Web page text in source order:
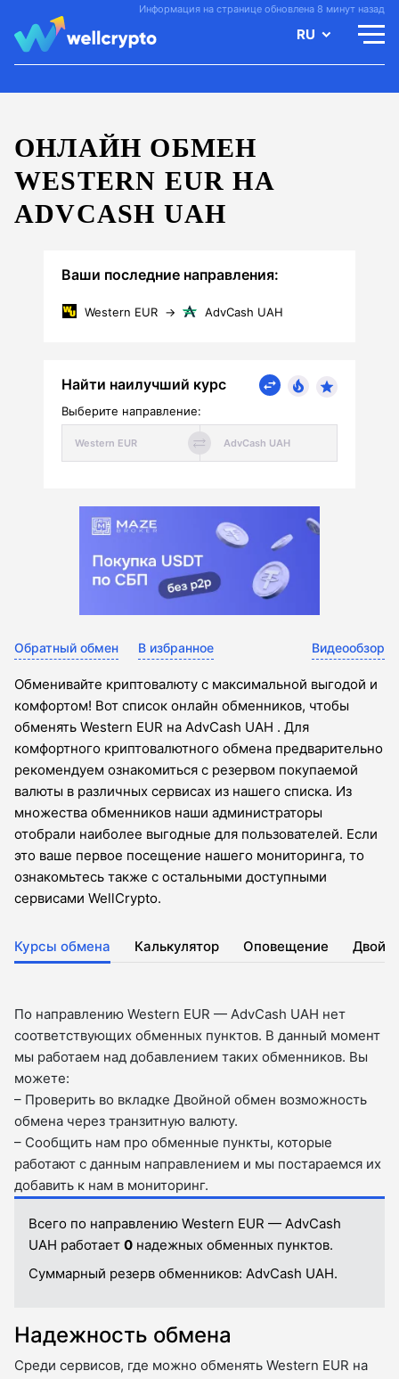
Информация на странице обновлена 8 минут назад
RU
ОНЛАЙН ОБМЕН
WESTERN EUR НА
ADVCASH UAH
Ваши последние направления:
Western EUR → AdvCash UAH
Найти наилучший курс
Выберите направление:
Обратный обмен В избранное Видеообзор
Обменивайте криптовалюту с максимальной выгодой и
комфортом! Вот список онлайн обменников, чтобы
обменять Western EUR на AdvCash UAH . Для
комфортного криптовалютного обмена предварительно
рекомендуем ознакомиться с резервом покупаемой
валюты в различных сервисах из нашего списка. Из
множества обменников наши администраторы
отобрали наиболее выгодные для пользователей. Если
это ваше первое посещение нашего мониторинга, то
ознакомьтесь также с остальными доступными
сервисами WellCrypto.
Курсы обмена Калькулятор Оповещение
По направлению Western EUR — AdvCash UAH нет
соответствующих обменных пунктов. В данный момент
мы работаем над добавлением таких обменников. Вы
можете:
– Проверить во вкладкe Двойной обмен возможность
обмена через транзитную валюту.
– Сообщить нам про обменные пункты, которые
работают с данным направлением и мы постараемся их
добавить к нам в мониторинг.
Всего по направлению Western EUR — AdvCash
UAH работает 0 надежных обменных пунктов.
Суммарный резерв обменников: AdvCash UAH.
Надежность обмена
Среди сервисов, где можно обменять Western EUR на